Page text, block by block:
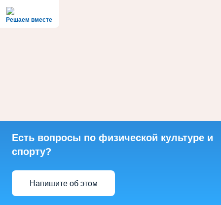
Решаем вместе
Есть вопросы по физической культуре и
спорту?
Напишите об этом